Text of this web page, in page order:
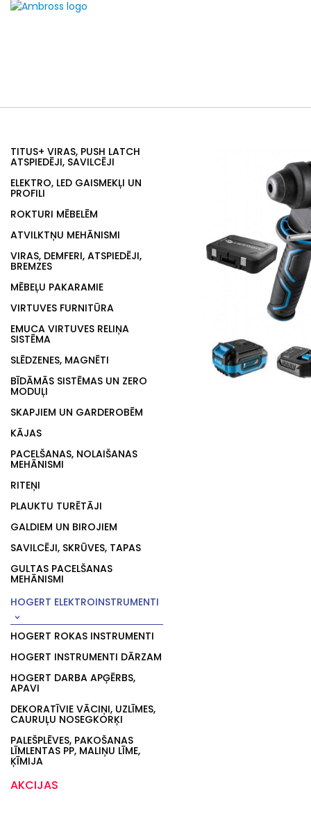
TITUS+ VIRAS, PUSH LATCH
ATSPIEDĒJI, SAVILCĒJI
ELEKTRO, LED GAISMEKĻI UN
PROFILI
ROKTURI MĒBELĒM
ATVILKTŅU MEHĀNISMI
VIRAS, DEMFERI, ATSPIEDĒJI,
BREMZES
MĒBEĻU PAKARAMIE
VIRTUVES FURNITŪRA
EMUCA VIRTUVES RELIŅA
SISTĒMA
SLĒDZENES, MAGNĒTI
BĪDĀMĀS SISTĒMAS UN ZERO
MODUĻI
SKAPJIEM UN GARDEROBĒM
KĀJAS
PACELŠANAS, NOLAIŠANAS
MEHĀNISMI
RITEŅI
PLAUKTU TURĒTĀJI
GALDIEM UN BIROJIEM
SAVILCĒJI, SKRŪVES, TAPAS
GULTAS PACELŠANAS
MEHĀNISMI
HOGERT ELEKTROINSTRUMENTI
HOGERT ROKAS INSTRUMENTI
HOGERT INSTRUMENTI DĀRZAM
HOGERT DARBA APĢĒRBS,
APAVI
DEKORATĪVIE VĀCIŅI, UZLĪMES,
CAURUĻU NOSEGKORĶI
PALEŠPLĒVES, PAKOŠANAS
LĪMLENTAS PP, MALIŅU LĪME,
ĶĪMIJA
AKCIJAS